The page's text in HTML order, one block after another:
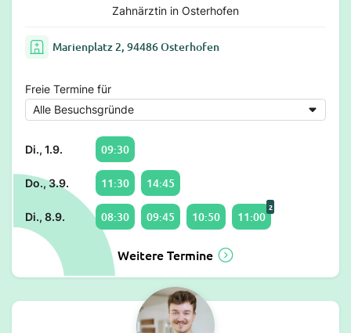
Zahnärztin in Osterhofen
Marienplatz 2, 94486 Osterhofen
Freie Termine für
Di., 1.9. 09:30
Do., 3.9. 11:30 14:45
Di., 8.9. 08:30 09:45 10:50 11:00
2
Weitere Termine